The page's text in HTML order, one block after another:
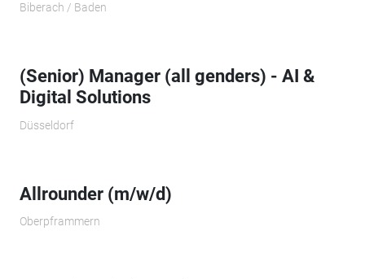
Biberach / Baden
(Senior) Manager (all genders) - AI &
Digital Solutions
Düsseldorf
Allrounder (m/w/d)
Oberpframmern